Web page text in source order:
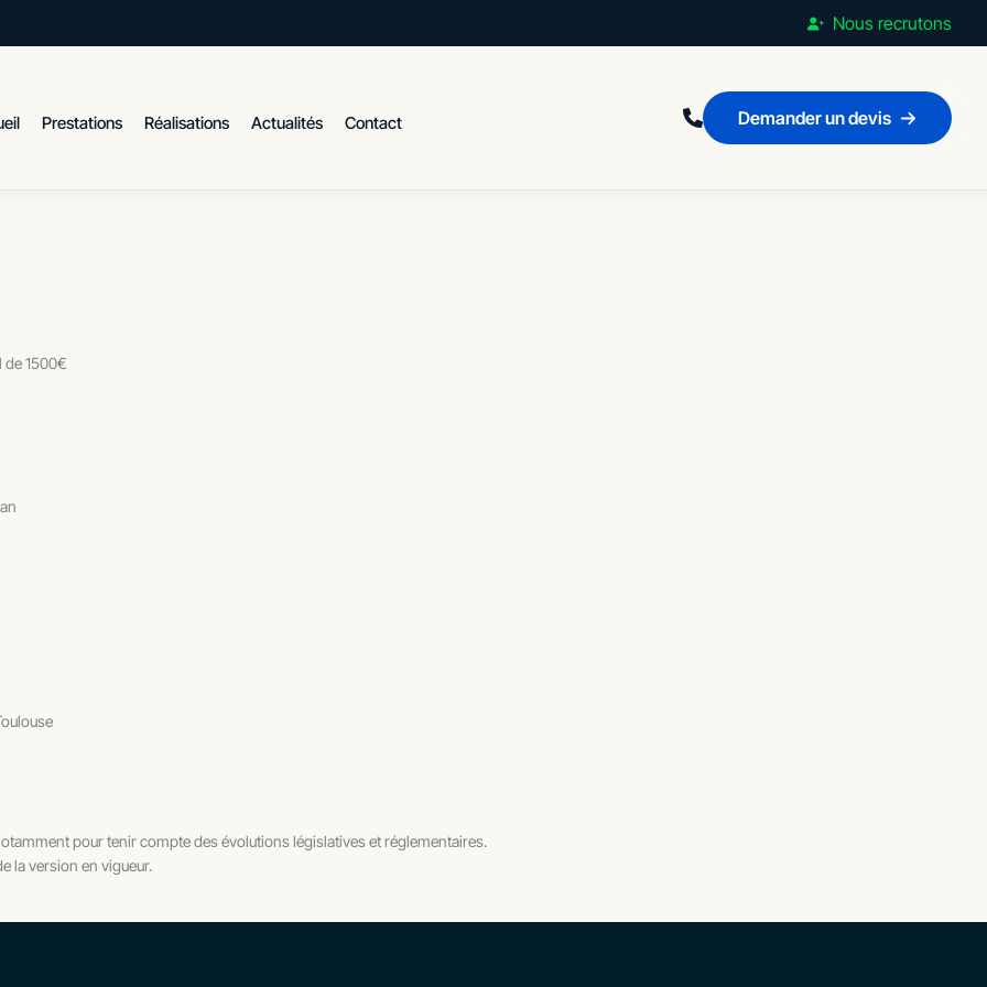
Nous recrutons
Prestations Réalisations Actualités Contact Demander un devis
de 1500€
pour tenir compte des évolutions législatives et réglementaires.
la version en vigueur.